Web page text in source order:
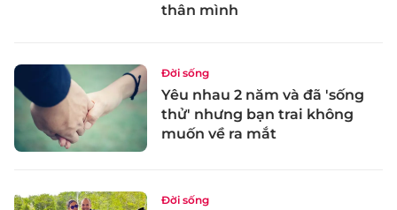
thân mình
Đời sống
Yêu nhau 2 năm và đã 'sống
thử' nhưng bạn trai không
muốn về ra mắt
Đời sống